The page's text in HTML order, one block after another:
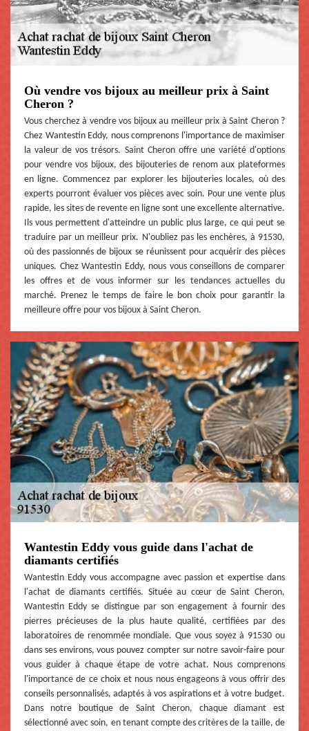
Où vendre vos bijoux au meilleur prix à Saint
Cheron ?
Vous cherchez à vendre vos bijoux au meilleur prix à Saint Cheron ?
Chez Wantestin Eddy, nous comprenons l'importance de maximiser
la valeur de vos trésors. Saint Cheron offre une variété d'options
pour vendre vos bijoux, des bijouteries de renom aux plateformes
en ligne. Commencez par explorer les bijouteries locales, où des
experts pourront évaluer vos pièces avec soin. Pour une vente plus
rapide, les sites de revente en ligne sont une excellente alternative.
Ils vous permettent d'atteindre un public plus large, ce qui peut se
traduire par un meilleur prix. N'oubliez pas les enchères, à 91530,
où des passionnés de bijoux se réunissent pour acquérir des pièces
uniques. Chez Wantestin Eddy, nous vous conseillons de comparer
les offres et de vous informer sur les tendances actuelles du
marché. Prenez le temps de faire le bon choix pour garantir la
meilleure offre pour vos bijoux à Saint Cheron.
Wantestin Eddy vous guide dans l'achat de
diamants certifiés
Wantestin Eddy vous accompagne avec passion et expertise dans
l'achat de diamants certifiés. Située au cœur de Saint Cheron,
Wantestin Eddy se distingue par son engagement à fournir des
pierres précieuses de la plus haute qualité, certifiées par des
laboratoires de renommée mondiale. Que vous soyez à 91530 ou
dans ses environs, vous pouvez compter sur notre savoir-faire pour
vous guider à chaque étape de votre achat. Nous comprenons
l'importance de ce choix et nous nous engageons à vous offrir des
conseils personnalisés, adaptés à vos aspirations et à votre budget.
Dans notre boutique de Saint Cheron, chaque diamant est
sélectionné avec soin, en tenant compte des critères de la taille, de